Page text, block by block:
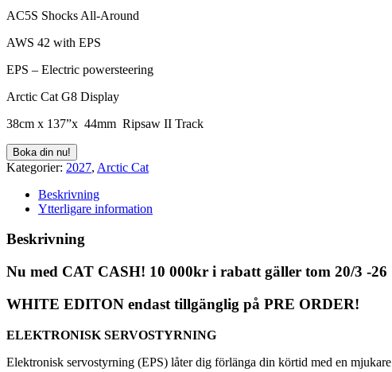
AC5S Shocks All-Around
AWS 42 with EPS
EPS – Electric powersteering
Arctic Cat G8 Display
38cm x 137”x 44mm Ripsaw II Track
Kategorier: 2027, Arctic Cat
Beskrivning
Ytterligare information
Beskrivning
Nu med CAT CASH! 10 000kr i rabatt gäller tom 20/3 -26
WHITE EDITON endast tillgänglig på PRE ORDER!
ELEKTRONISK SERVOSTYRNING
Elektronisk servostyrning (EPS) låter dig förlänga din körtid med en mjukare